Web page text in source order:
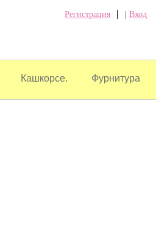
Регистрация Вход
Кашкорсе. Фурнитура